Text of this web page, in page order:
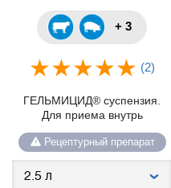
+ 3
(2)
ГЕЛЬМИЦИД® суспензия.
Для приема внутрь
Рецептурный препарат